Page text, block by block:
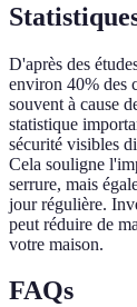
D'après des
environ 40% des
souvent à cause
statistique
sécurité visibles
Cela souligne
serrure, mais
jour régulière.
peut réduire de
votre maison.
FAQs